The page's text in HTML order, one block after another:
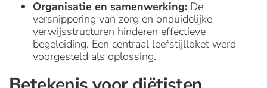
Organisatie en samenwerking: De
versnippering van zorg en onduidelijke
verwijsstructuren hinderen effectieve
begeleiding. Een centraal leefstijlloket werd
voorgesteld als oplossing.